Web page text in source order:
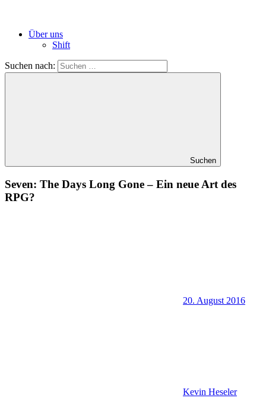
Über uns
Shift
Suchen nach:
Suchen
Seven: The Days Long Gone – Ein neue Art des
RPG?
20. August 2016
Kevin Heseler